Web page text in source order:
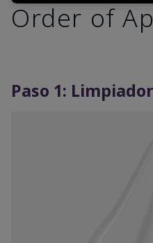
Order of
Paso 1: Limpiador